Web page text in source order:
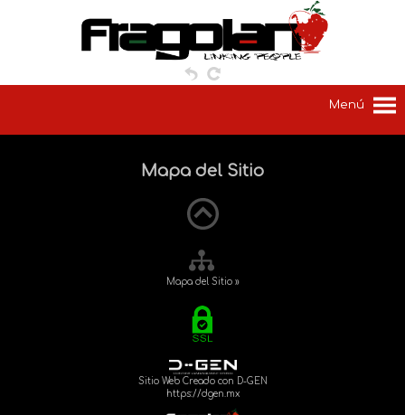
Menú
Mapa del Sitio
Mapa del Sitio »
Sitio Web Creado con D-GEN
https://dgen.mx